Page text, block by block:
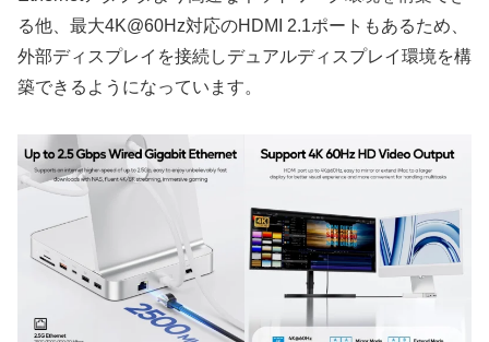
る他、最大4K@60Hz対応のHDMI 2.1ポートもあるため、
外部ディスプレイを接続しデュアルディスプレイ環境を構
築できるようになっています。